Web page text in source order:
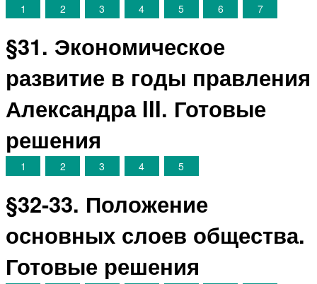
1 2 3 4 5 6 7
§31. Экономическое
развитие в годы правления
Александра III. Готовые
решения
1 2 3 4 5
§32-33. Положение
основных слоев общества.
Готовые решения